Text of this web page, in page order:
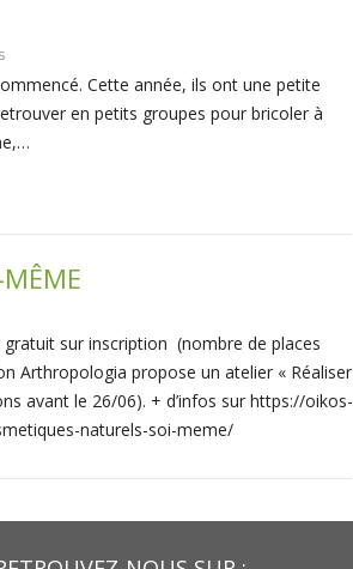
Cette année, ils ont une petite
en petits groupes pour bricoler à
MÊME
gratuit sur inscription (nombre de places
Arthropologia propose un atelier « Réaliser
avant le 26/06). + d’infos sur https://oikos-
naturels-soi-meme/